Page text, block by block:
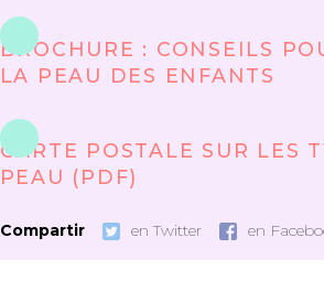
BROCHURE : CONSEILS
LA PEAU DES ENFANTS
CARTE POSTALE SUR LES
PEAU (PDF)
Compartir en Twitter en